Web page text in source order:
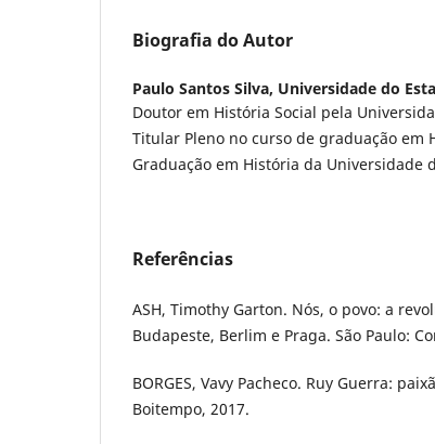
Biografia do Autor
Paulo Santos Silva, Universidade do
Doutor em História Social pela
Titular Pleno no curso de graduação em
Graduação em História da Universidade
Referências
ASH, Timothy Garton. Nós, o povo: a
Budapeste, Berlim e Praga. São Paulo:
BORGES, Vavy Pacheco. Ruy Guerra:
Boitempo, 2017.